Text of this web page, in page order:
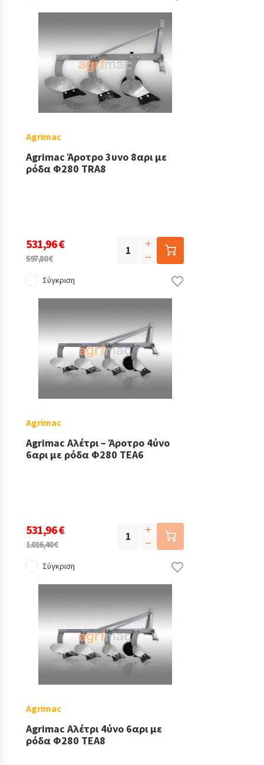
Agrimac
Agrimac Άροτρο 3υνο 8αρι με
ρόδα Φ280 TRA8
531,96 €
597,80 €
Σύγκριση
Agrimac
Agrimac Αλέτρι – Άροτρο 4ύνο
6αρι με ρόδα Φ280 TEA6
531,96 €
1.016,40 €
Σύγκριση
Agrimac
Agrimac Αλέτρι 4ύνο 6αρι με
ρόδα Φ280 TEA8